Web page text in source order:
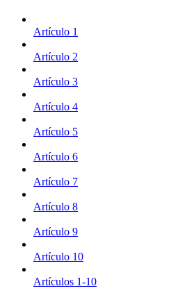
Artículo 1
Artículo 2
Artículo 3
Artículo 4
Artículo 5
Artículo 6
Artículo 7
Artículo 8
Artículo 9
Artículo 10
Artículos 1-10